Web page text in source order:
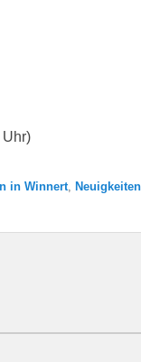
Uhr)
in Winnert Neuigkeiten